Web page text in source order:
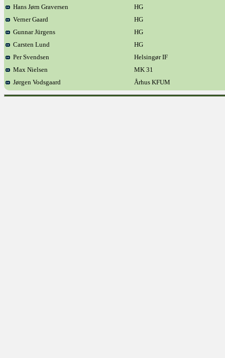
Hans Jørn Graversen
HG
Verner Gaard
HG
Gunnar Jürgens
HG
Carsten Lund
HG
Per Svendsen
Helsingør IF
Max Nielsen
MK 31
Jørgen Vodsgaard
Århus KFUM